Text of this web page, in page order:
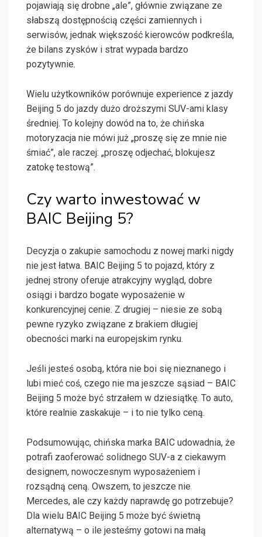
pojawiają się drobne „ale”, głównie związane ze
słabszą dostępnością części zamiennych i
serwisów, jednak większość kierowców podkreśla,
że bilans zysków i strat wypada bardzo
pozytywnie.
Wielu użytkowników porównuje experience z jazdy
Beijing 5 do jazdy dużo droższymi SUV-ami klasy
średniej. To kolejny dowód na to, że chińska
motoryzacja nie mówi już „proszę się ze mnie nie
śmiać”, ale raczej: „proszę odjechać, blokujesz
zatokę testową”.
Czy warto inwestować w
BAIC Beijing 5?
Decyzja o zakupie samochodu z nowej marki nigdy
nie jest łatwa. BAIC Beijing 5 to pojazd, który z
jednej strony oferuje atrakcyjny wygląd, dobre
osiągi i bardzo bogate wyposażenie w
konkurencyjnej cenie. Z drugiej – niesie ze sobą
pewne ryzyko związane z brakiem długiej
obecności marki na europejskim rynku.
Jeśli jesteś osobą, która nie boi się nieznanego i
lubi mieć coś, czego nie ma jeszcze sąsiad – BAIC
Beijing 5 może być strzałem w dziesiątkę. To auto,
które realnie zaskakuje – i to nie tylko ceną.
Podsumowując, chińska marka BAIC udowadnia, że
potrafi zaoferować solidnego SUV-a z ciekawym
designem, nowoczesnym wyposażeniem i
rozsądną ceną. Owszem, to jeszcze nie
Mercedes, ale czy każdy naprawdę go potrzebuje?
Dla wielu BAIC Beijing 5 może być świetną
alternatywą – o ile jesteśmy gotowi na małą